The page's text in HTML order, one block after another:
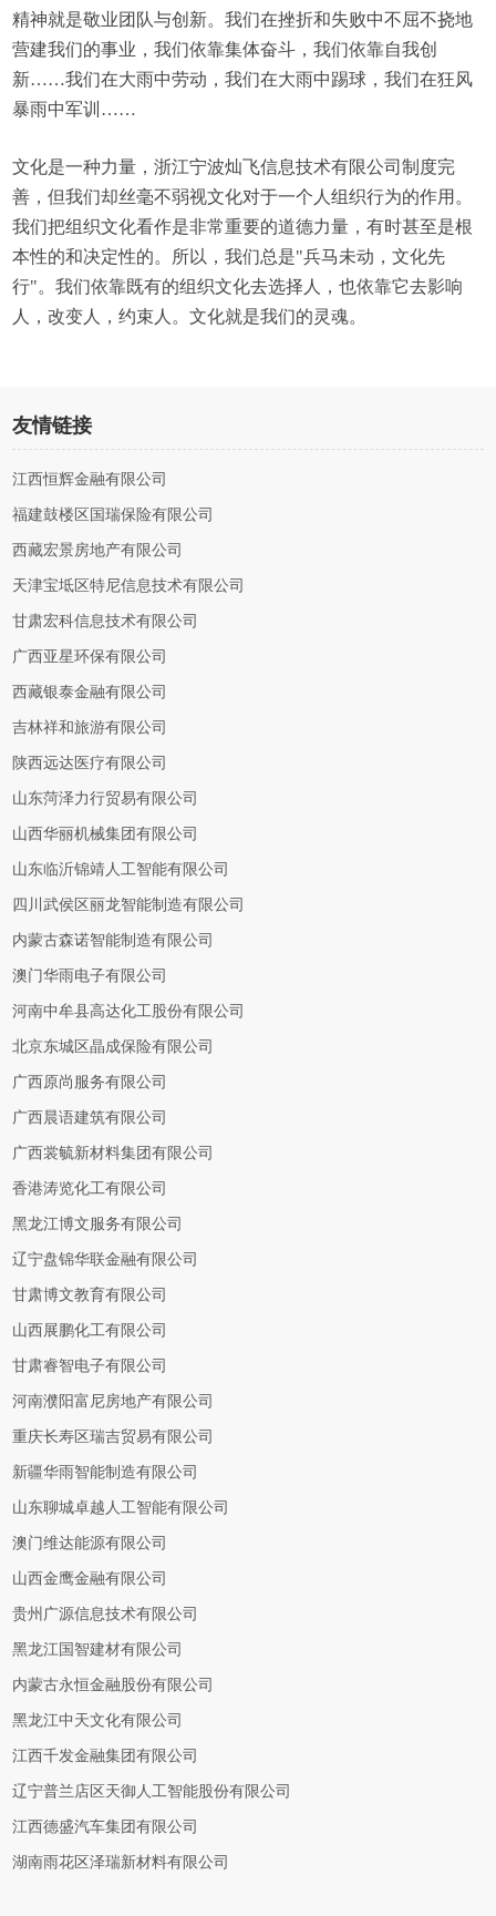
精神就是敬业团队与创新。我们在挫折和失败中不屈不挠地
营建我们的事业，我们依靠集体奋斗，我们依靠自我创
新……我们在大雨中劳动，我们在大雨中踢球，我们在狂风
暴雨中军训……
文化是一种力量，浙江宁波灿飞信息技术有限公司制度完
善，但我们却丝毫不弱视文化对于一个人组织行为的作用。
我们把组织文化看作是非常重要的道德力量，有时甚至是根
本性的和决定性的。所以，我们总是"兵马未动，文化先
行"。我们依靠既有的组织文化去选择人，也依靠它去影响
人，改变人，约束人。文化就是我们的灵魂。
友情链接
江西恒辉金融有限公司
福建鼓楼区国瑞保险有限公司
西藏宏景房地产有限公司
天津宝坻区特尼信息技术有限公司
甘肃宏科信息技术有限公司
广西亚星环保有限公司
西藏银泰金融有限公司
吉林祥和旅游有限公司
陕西远达医疗有限公司
山东菏泽力行贸易有限公司
山西华丽机械集团有限公司
山东临沂锦靖人工智能有限公司
四川武侯区丽龙智能制造有限公司
内蒙古森诺智能制造有限公司
澳门华雨电子有限公司
河南中牟县高达化工股份有限公司
北京东城区晶成保险有限公司
广西原尚服务有限公司
广西晨语建筑有限公司
广西裳毓新材料集团有限公司
香港涛览化工有限公司
黑龙江博文服务有限公司
辽宁盘锦华联金融有限公司
甘肃博文教育有限公司
山西展鹏化工有限公司
甘肃睿智电子有限公司
河南濮阳富尼房地产有限公司
重庆长寿区瑞吉贸易有限公司
新疆华雨智能制造有限公司
山东聊城卓越人工智能有限公司
澳门维达能源有限公司
山西金鹰金融有限公司
贵州广源信息技术有限公司
黑龙江国智建材有限公司
内蒙古永恒金融股份有限公司
黑龙江中天文化有限公司
江西千发金融集团有限公司
辽宁普兰店区天御人工智能股份有限公司
江西德盛汽车集团有限公司
湖南雨花区泽瑞新材料有限公司